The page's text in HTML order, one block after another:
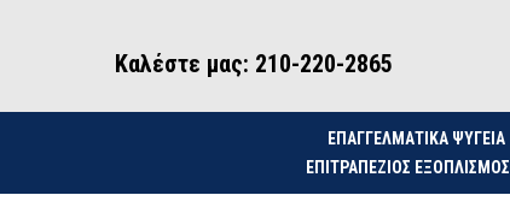
Καλέστε μας: 210-220-2865
ΕΠΑΓΓΕΛΜΑΤΙΚΑ ΨΥΓΕΙΑ
ΕΠΙΤΡΑΠΈΖΙΟΣ ΕΞΟΠΛΙΣΜΌΣ